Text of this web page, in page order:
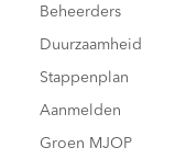
Beheerders
Duurzaamheid
Stappenplan
Aanmelden
Groen MJOP